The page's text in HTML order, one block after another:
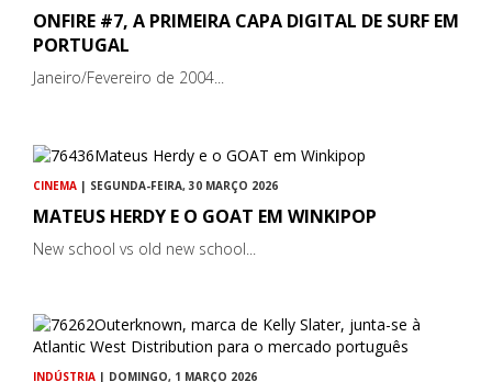
ONFIRE #7, A PRIMEIRA CAPA DIGITAL DE SURF EM
PORTUGAL
Janeiro/Fevereiro de 2004...
CINEMA | SEGUNDA-FEIRA, 30 MARÇO 2026
MATEUS HERDY E O GOAT EM WINKIPOP
New school vs old new school...
INDÚSTRIA | DOMINGO, 1 MARÇO 2026